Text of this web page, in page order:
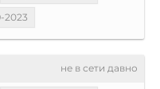
2023
не в сети давно